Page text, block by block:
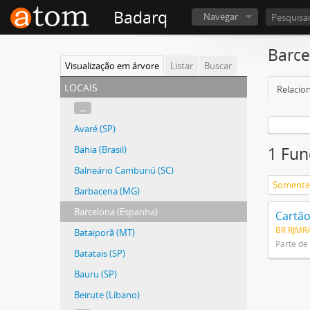
Badarq Navegar
Visualização em árvore Listar Buscar
locais
...
Avaré (SP)
Bahia (Brasil)
Balneário Camburiú (SC)
Barbacena (MG)
Barcelona (Espanha)
Bataiporã (MT)
Batatais (SP)
Bauru (SP)
Beirute (Líbano)
1
BR
Parte de